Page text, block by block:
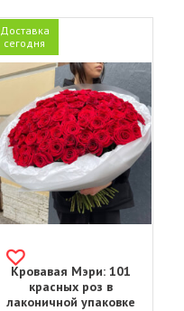
Доставка
сегодня
Кровавая Мэри: 101
красных роз в
лаконичной упаковке